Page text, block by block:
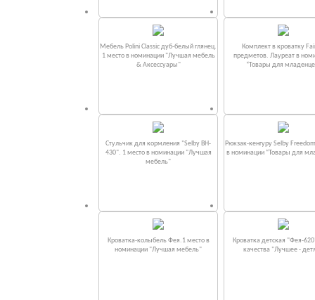
Мебель Polini Classic дуб-белый глянец.
1 место в номинации "Лучшая мебель
& Аксессуары"
Комплект в кроватку
предметов. Лауреат в
“Товары для
Стульчик для кормления "Selby BH-
430". 1 место в номинации "Лучшая
мебель"
Рюкзак-кенгуру Selby
в номинации “Товары для
Кроватка-колыбель Фея.1 место в
номинации "Лучшая мебель"
Кроватка детская "Фея-
качества "Лучшее -